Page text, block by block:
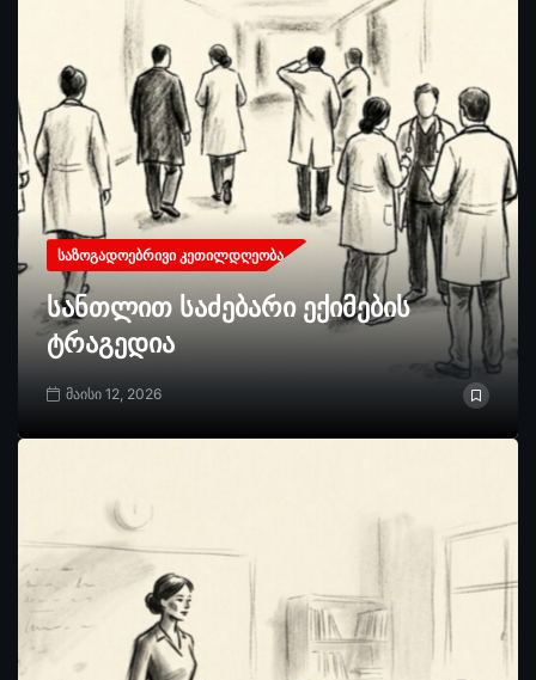
ᲡᲐᲖᲝᲒᲐᲓᲝᲔᲑᲠᲘᲕᲘ ᲙᲔᲗᲘᲚᲓᲦᲔᲝᲑᲐ
სანთლით საძებარი ექიმების
ტრაგედია
მაისი 12, 2026